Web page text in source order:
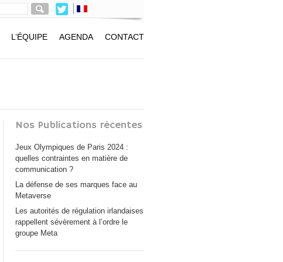
L’ÉQUIPE AGENDA CONTACT
Nos Publications récentes
Jeux Olympiques de Paris 2024 :
quelles contraintes en matière de
communication ?
La défense de ses marques face au
Metaverse
Les autorités de régulation irlandaises
rappellent sévèrement à l’ordre le
groupe Meta